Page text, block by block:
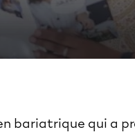
bariatrique qui a